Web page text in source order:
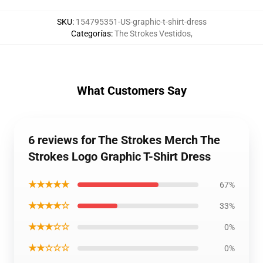
SKU: 154795351-US-graphic-t-shirt-dress
Categorías:The Strokes Vestidos,
What Customers Say
6 reviews for The Strokes Merch The
Strokes Logo Graphic T-Shirt Dress
★★★★★ 67%
★★★★☆ 33%
★★★☆☆ 0%
★★☆☆☆ 0%